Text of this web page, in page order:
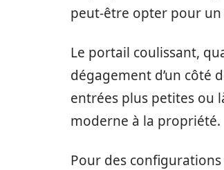
peut-être opter pour un
Le portail coulissant,
dégagement d’un côté
entrées plus petites ou
moderne à la propriété.
Pour des